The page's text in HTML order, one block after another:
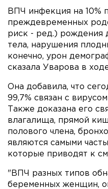
ВПЧ инфекция на 10%
преждевременных
риск - ред.) рождения
тела, нарушения
конечно, урон
сказала Уварова в
Она добавила, что
99,7% связан с
Также доказана его
влагалища, прямой
полового члена,
являются самыми
которые приводят к
"ВПЧ разных типов
беременных женщин,